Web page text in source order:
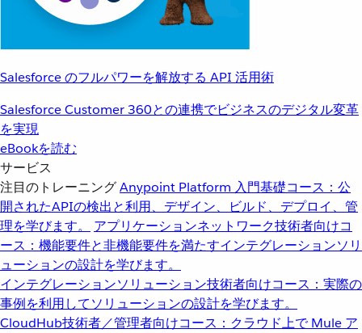
Salesforce のフルパワーを解放する API 活用術
Salesforce Customer 360との連携でビジネスのデジタル変革
を実現
eBookを読む
サービス
注目のトレーニングAnypoint Platform 入門基礎コース：公
開されたAPIの検出と利用、デザイン、ビルド、デプロイ、管
理を学びます。
アプリケーションネットワーク技術者向けコ
ース：機能要件と非機能要件を満たすインテグレーションソリ
ューションの設計を学びます。
インテグレーションソリューション技術者向けコース：実際の
事例を利用してソリューションの設計を学びます。
CloudHub技術者／管理者向けコース：クラウド上で Mule ア